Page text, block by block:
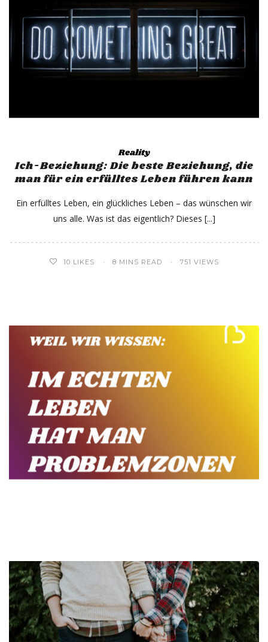
Reality
Ich-Beziehung: Die beste Beziehung, die
man für ein erfülltes Leben führen kann
Ein erfülltes Leben, ein glückliches Leben – das wünschen wir
uns alle. Was ist das eigentlich? Dieses
10 LIKES 8 MINS READ 751 VIEWS